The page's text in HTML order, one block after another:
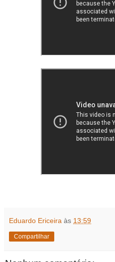
Eduardo Ericeira às 13:59
Compartilhar